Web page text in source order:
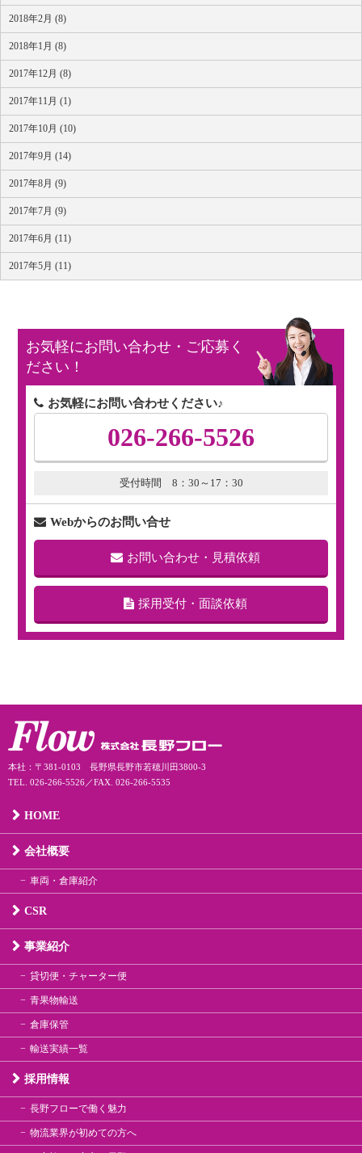
2018年2月 (8)
2018年1月 (8)
2017年12月 (8)
2017年11月 (1)
2017年10月 (10)
2017年9月 (14)
2017年8月 (9)
2017年7月 (9)
2017年6月 (11)
2017年5月 (11)
お気軽にお問い合わせ・ご応募く
ださい！
お気軽にお問い合わせください♪
026-266-5526
受付時間 8：30～17：30
Webからのお問い合せ
お問い合わせ・見積依頼
採用受付・面談依頼
本社：〒381-0103 長野県長野市若穂川田3800-3
TEL. 026-266-5526／FAX. 026-266-5535
HOME
会社概要
車両・倉庫紹介
CSR
事業紹介
貸切便・チャーター便
青果物輸送
倉庫保管
輸送実績一覧
採用情報
長野フローで働く魅力
物流業界が初めての方へ